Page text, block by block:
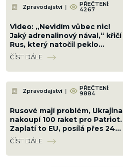
Zpravodajství | PŘEČTENÍ:
4267
Video: „Nevidím vůbec nic!
Jaký adrenalinový nával,“ křičí
Rus, který natočil peklo
přichystané Ukrajinci cestou
na Krym
ČÍST DÁLE
Zpravodajství | PŘEČTENÍ:
9884
Rusové mají problém, Ukrajina
nakoupí 100 raket pro Patriot.
Zaplatí to EU, posílá přes 24
miliard Kč
ČÍST DÁLE